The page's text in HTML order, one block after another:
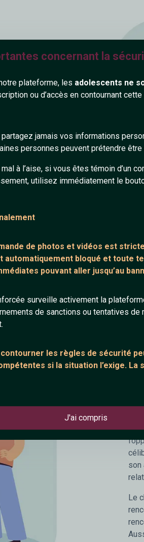
concernant la
plateforme, les adolescents ne
ou d’accès en contournant
jamais vos informations
personnes peuvent prétendre être
à l’aise, si vous êtes témoin d’un
utilisez immédiatement le
de photos et vidéos est
automatiquement bloqué et toute
pouvant aller jusqu’au
surveille activement la
de sanctions ou tentatives de
les règles de sécurité
si la situation l’exige.
J'ai compris
sûr,
! C'est
et
de
avec qui
!
toute
remplir le
Qui
son
Le